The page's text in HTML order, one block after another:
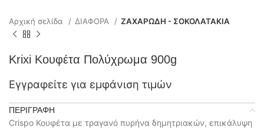
Αρχική σελίδα ΔΙΑΦΟΡΑ ΖΑΧΑΡΩΔΗ - ΣΟΚΟΛΑΤΑΚΙΑ
Krixi Κουφέτα Πoλύχρωμα 900g
Εγγραφείτε για εμφάνιση τιμών
ΠΕΡΙΓΡΑΦΉ
Crispo Κουφέτα με τραγανό πυρήνα δημητριακών, επικάλυψη